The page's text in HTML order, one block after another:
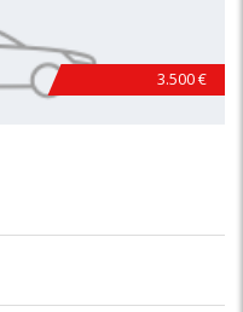
3.500 €